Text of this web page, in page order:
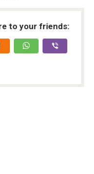
to your friends: